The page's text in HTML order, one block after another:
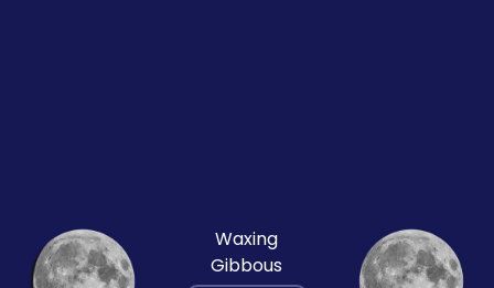
Waxing
Gibbous